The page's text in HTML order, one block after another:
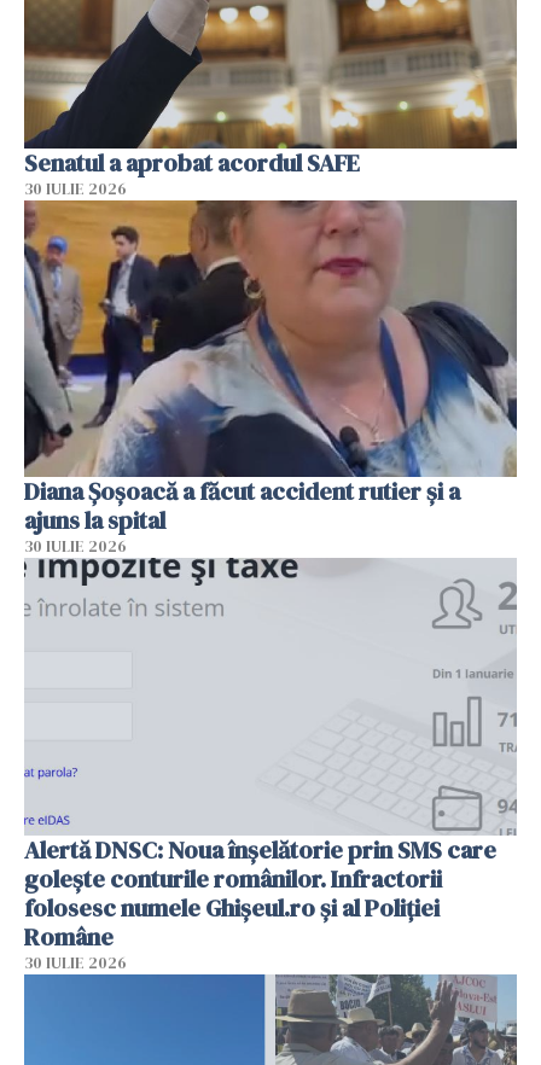
Senatul a aprobat acordul SAFE
30 IULIE 2026
Diana Șoșoacă a făcut accident rutier și a
ajuns la spital
30 IULIE 2026
Alertă DNSC: Noua înșelătorie prin SMS care
golește conturile românilor. Infractorii
folosesc numele Ghișeul.ro și al Poliției
Române
30 IULIE 2026